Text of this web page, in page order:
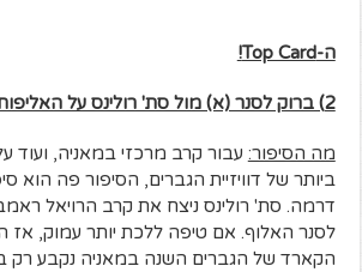
ה-Top Card
!
2) ברוק לסנר (א) מול סת' רולינס על האליפות האוניברסלית:
מה הסיפור: עבור קרב מרכזי במאניה, ועוד
ביותר של דוויזיית הגברים, הסיפור פה הוא
דרמה. סת' רולינס ניצח את קרב הרויאל
לסנר האלוף. אם טיפה ללכת יותר עמוק,
הקארד של הגברים השנה במאניה נקבע רק